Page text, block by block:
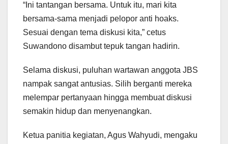
“Ini tantangan bersama. Untuk itu, mari kita
bersama-sama menjadi pelopor anti hoaks.
Sesuai dengan tema diskusi kita,” cetus
Suwandono disambut tepuk tangan hadirin.
Selama diskusi, puluhan wartawan anggota JBS
nampak sangat antusias. Silih berganti mereka
melempar pertanyaan hingga membuat diskusi
semakin hidup dan menyenangkan.
Ketua panitia kegiatan, Agus Wahyudi, mengaku